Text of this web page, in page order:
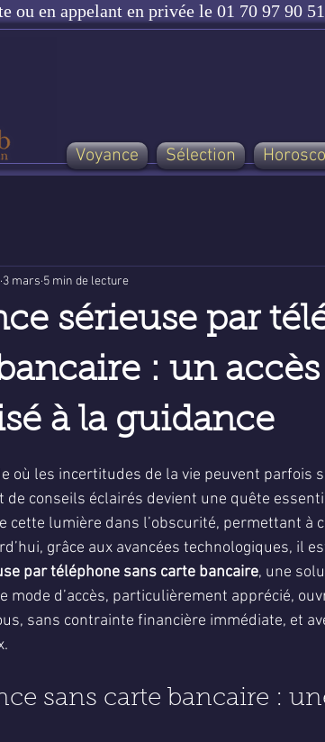
ou en appelant en privée le 01 70 97 90
Voyance Sélection
sérieuse par
: un
à la guidance
3 mars 5 min de lecture
sur 5.
où les incertitudes de la vie peuvent parfois
de conseils éclairés devient une quête
cette lumière dans l’obscurité, permettant à
grâce aux avancées technologiques, il
par téléphone sans carte bancaire, une
mode d’accès, particulièrement apprécié,
sans contrainte financière immédiate, et
sans carte bancaire :